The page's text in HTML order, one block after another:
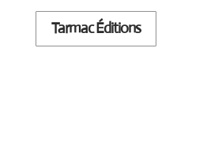
Tarmac Éditions